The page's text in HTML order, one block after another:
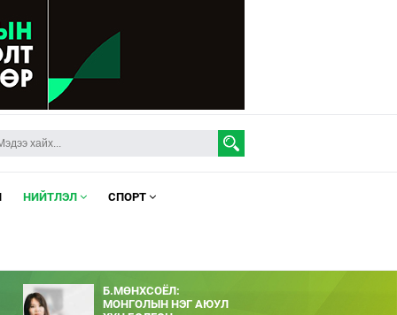
НИЙТЛЭЛ СПОРТ
Б.МӨНХСОЁЛ:
МОНГОЛЫН НЭГ АЮУЛ